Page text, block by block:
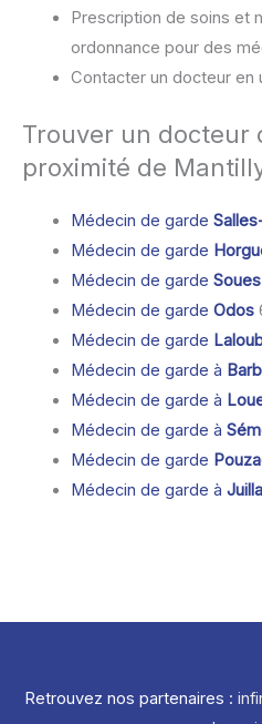
Prescription de soins et
ordonnance pour des
Contacter un docteur en
Trouver un docteur
proximité de
Médecin de garde
Médecin de garde
Médecin de garde Soues
Médecin de garde Odos
Médecin de garde
Médecin de garde à
Médecin de garde à
Médecin de garde à
Médecin de garde
Médecin de garde à
Retrouvez nos partenaires :